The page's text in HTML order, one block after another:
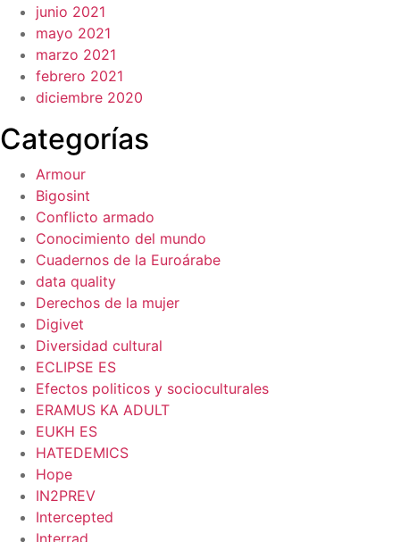
junio 2021
mayo 2021
marzo 2021
febrero 2021
diciembre 2020
Categorías
Armour
Bigosint
Conflicto armado
Conocimiento del mundo
Cuadernos de la Euroárabe
data quality
Derechos de la mujer
Digivet
Diversidad cultural
ECLIPSE ES
Efectos politicos y socioculturales
ERAMUS KA ADULT
EUKH ES
HATEDEMICS
Hope
IN2PREV
Intercepted
Interrad